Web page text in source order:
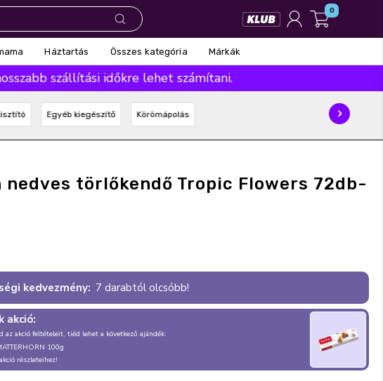
0
Háztartás Összes kategória Márkák
szállítási időkre lehet számítani.
Egyéb kiegészítő Körömápolás
nedves törlőkendő Tropic Flowers 72db-
kedvezmény: 7 darabtól olcsóbb!
akció:
az akció feltételeit, tiéd lehet a következő ajándék:
100g
részleteihez!